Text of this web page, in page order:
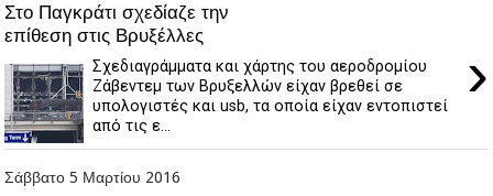
Στο Παγκράτι σχεδίαζε την
επίθεση στις Βρυξέλλες
›
Σχεδιαγράμματα και χάρτης του αεροδρομίου
Ζάβεντεμ των Βρυξελλών είχαν βρεθεί σε
υπολογιστές και usb, τα οποία είχαν εντοπιστεί
από τις ε...
Σάββατο 5 Μαρτίου 2016